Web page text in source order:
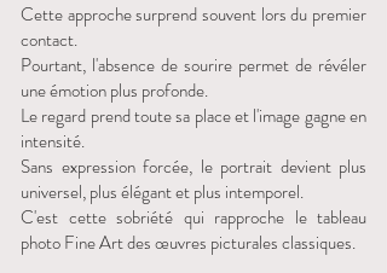
Cette approche surprend souvent lors du premier
contact.
Pourtant, l'absence de sourire permet de révéler
une émotion plus profonde.
Le regard prend toute sa place et l'image gagne en
intensité.
Sans expression forcée, le portrait devient plus
universel, plus élégant et plus intemporel.
C'est cette sobriété qui rapproche le tableau
photo Fine Art des œuvres picturales classiques.